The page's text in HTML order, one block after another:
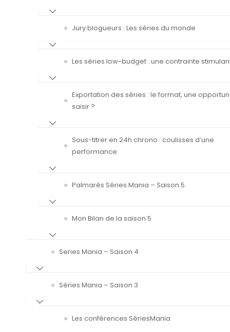
Jury blogueurs : Les séries du monde
Les séries low-budget : une contrainte
Exportation des séries : le format, une
saisir ?
Sous-titrer en 24h chrono : coulisses d’une
performance
Palmarès Séries Mania – Saison 5
Mon Bilan de la saison 5
Series Mania – Saison 4
Séries Mania – Saison 3
Les conférences SériesMania